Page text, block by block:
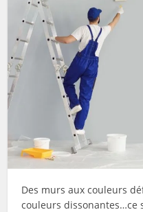
Des murs aux couleurs
couleurs dissonantes…ce